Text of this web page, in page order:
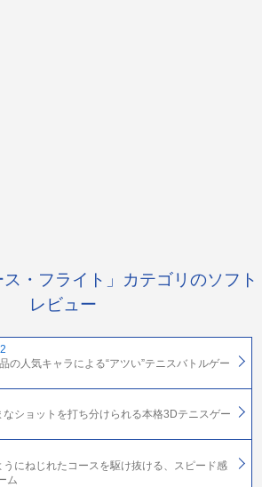
ス・フライト」カテゴリのソフト
レビュー
の人気キャラによる“アツい”テニスバトルゲー
ショットを打ち分けられる本格3Dテニスゲー
にねじれたコースを駆け抜ける、スピード感
ム